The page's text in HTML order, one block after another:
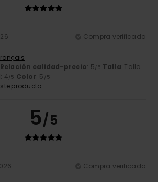
Compra verificada
Relación calidad-precio: 5/5 Talla: Talla
: 4/5 Color: 5 /5
producto
5/5
Compra verificada